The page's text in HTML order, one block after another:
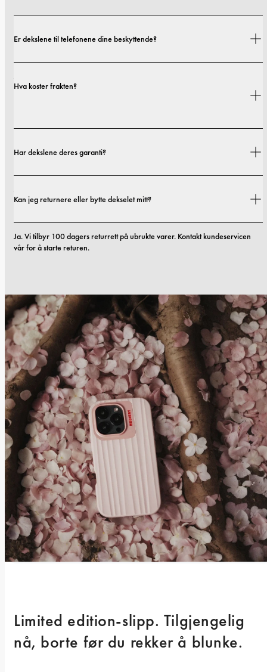
Er dekslene til telefonene dine beskyttende?
som spenner fra slanke profiler til mer beskyttende utforminger.
Hva koster frakten?
finner alle detaljer i vår fraktpolicy.
Har dekslene deres garanti?
noen material- eller produksjonsfeil innen de første 12 månedene etter
Kan jeg returnere eller bytte dekselet mitt?
Ja. Vi tilbyr 100 dagers returrett på ubrukte varer. Kontakt kundeservicen
vår for å starte returen.
Limited edition-slipp. Tilgjengelig
nå, borte før du rekker å blunke.